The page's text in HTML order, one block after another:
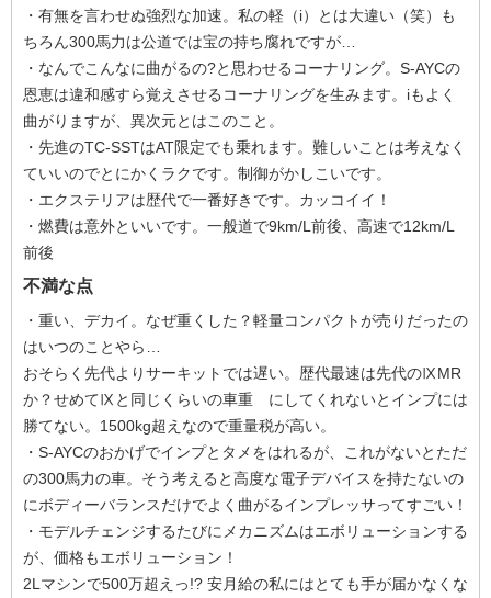
・有無を言わせぬ強烈な加速。私の軽（i）とは大違い（笑）も
ちろん300馬力は公道では宝の持ち腐れですが…
・なんでこんなに曲がるの?と思わせるコーナリング。S-AYCの
恩恵は違和感すら覚えさせるコーナリングを生みます。iもよく
曲がりますが、異次元とはこのこと。
・先進のTC-SSTはAT限定でも乗れます。難しいことは考えなく
ていいのでとにかくラクです。制御がかしこいです。
・エクステリアは歴代で一番好きです。カッコイイ！
・燃費は意外といいです。一般道で9km/L前後、高速で12km/L
前後
不満な点
・重い、デカイ。なぜ重くした？軽量コンパクトが売りだったの
はいつのことやら…
おそらく先代よりサーキットでは遅い。歴代最速は先代のⅨMR
か？せめてⅨと同じくらいの車重 にしてくれないとインプには
勝てない。1500kg超えなので重量税が高い。
・S-AYCのおかげでインプとタメをはれるが、これがないとただ
の300馬力の車。そう考えると高度な電子デバイスを持たないの
にボディーバランスだけでよく曲がるインプレッサってすごい！
・モデルチェンジするたびにメカニズムはエボリューションする
が、価格もエボリューション！
2Lマシンで500万超えっ!? 安月給の私にはとても手が届かなくな